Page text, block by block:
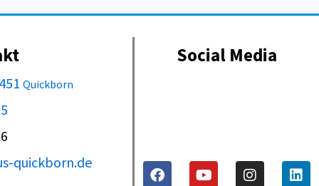
Quickborn
quickborn.de
Social Media
F
Y
I
L